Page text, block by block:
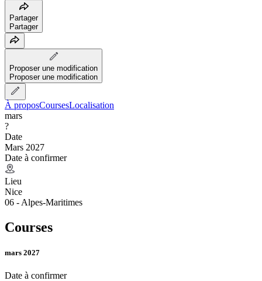
Partager
Partager
Proposer une modification
Proposer une modification
À proposCoursesLocalisation
mars
?
Date
Mars 2027
Date à confirmer
Lieu
Nice
06 - Alpes-Maritimes
Courses
mars 2027
Date à confirmer